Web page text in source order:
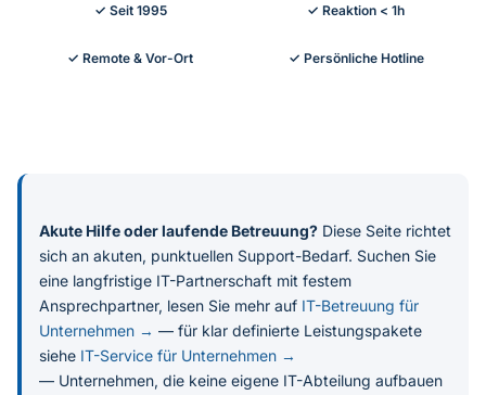
✓ Seit 1995 ✓ Reaktion < 1h
✓ Remote & Vor-Ort ✓ Persönliche Hotline
Akute Hilfe oder laufende Betreuung? Diese Seite richtet
sich an akuten, punktuellen Support-Bedarf. Suchen Sie
eine langfristige IT-Partnerschaft mit festem
Ansprechpartner, lesen Sie mehr auf IT-Betreuung für
Unternehmen → — für klar definierte Leistungspakete
siehe IT-Service für Unternehmen →
— Unternehmen, die keine eigene IT-Abteilung aufbauen